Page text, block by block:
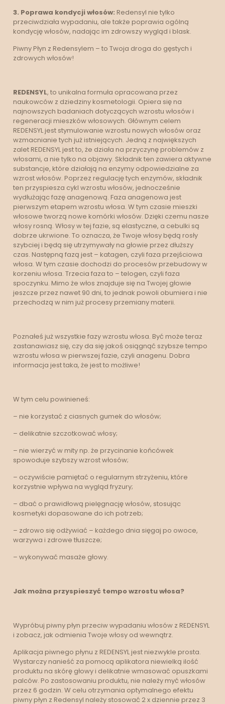
3. Poprawa kondycji włosów: Redensyl nie tylko
przeciwdziała wypadaniu, ale także poprawia ogólną
kondycję włosów, nadając im zdrowszy wygląd i blask.
Piwny Płyn z Redensylem – to Twoja droga do gęstych i
zdrowych włosów!
REDENSYL, to unikalna formuła opracowana przez
naukowców z dziedziny kosmetologii. Opiera się na
najnowszych badaniach dotyczących wzrostu włosów i
regeneracji mieszków włosowych. Głównym celem
REDENSYL jest stymulowanie wzrostu nowych włosów oraz
wzmacnianie tych już istniejących. Jedną z największych
zalet REDENSYL jest to, że działa na przyczynę problemów z
włosami, a nie tylko na objawy. Składnik ten zawiera aktywne
substancje, które działają na enzymy odpowiedzialne za
wzrost włosów. Poprzez regulację tych enzymów, składnik
ten przyspiesza cykl wzrostu włosów, jednocześnie
wydłużając fazę anagenową. Faza anagenowa jest
pierwszym etapem wzrostu włosa. W tym czasie mieszki
włosowe tworzą nowe komórki włosów. Dzięki czemu nasze
włosy rosną. Włosy w tej fazie, są elastyczne, a cebulki są
dobrze ukrwione. To oznacza, że Twoje włosy będą rosły
szybciej i będą się utrzymywały na głowie przez dłuższy
czas. Następną fazą jest – katagen, czyli faza przejściowa
włosa. W tym czasie dochodzi do procesów przebudowy w
korzeniu włosa. Trzecia faza to – telogen, czyli faza
spoczynku. Mimo że włos znajduje się na Twojej głowie
jeszcze przez nawet 90 dni, to jednak powoli obumiera i nie
przechodzą w nim już procesy przemiany materii.
Poznałeś już wszystkie fazy wzrostu włosa. Być może teraz
zastanawiasz się, czy da się jakoś osiągnąć szybsze tempo
wzrostu włosa w pierwszej fazie, czyli anagenu. Dobra
informacja jest taka, że jest to możliwe!
W tym celu powinieneś:
– nie korzystać z ciasnych gumek do włosów;
– delikatnie szczotkować włosy;
– nie wierzyć w mity np. że przycinanie końcówek
spowoduje szybszy wzrost włosów;
– oczywiście pamiętać o regularnym strzyżeniu, które
korzystnie wpływa na wygląd fryzury;
– dbać o prawidłową pielęgnację włosów, stosując
kosmetyki dopasowane do ich potrzeb;
– zdrowo się odżywiać – każdego dnia sięgaj po owoce,
warzywa i zdrowe tłuszcze;
– wykonywać masaże głowy.
Jak można przyspieszyć tempo wzrostu włosa?
Wypróbuj piwny płyn przeciw wypadaniu włosów z REDENSYL
i zobacz, jak odmienia Twoje włosy od wewnątrz.
Aplikacja piwnego płynu z REDENSYL jest niezwykle prosta.
Wystarczy nanieść za pomocą aplikatora niewielką ilość
produktu na skórę głowy i delikatnie wmasować opuszkami
palców. Po zastosowaniu produktu, nie należy myć włosów
przez 6 godzin. W celu otrzymania optymalnego efektu
piwny płyn z Redensyl należy stosować 2 x dziennie przez 3